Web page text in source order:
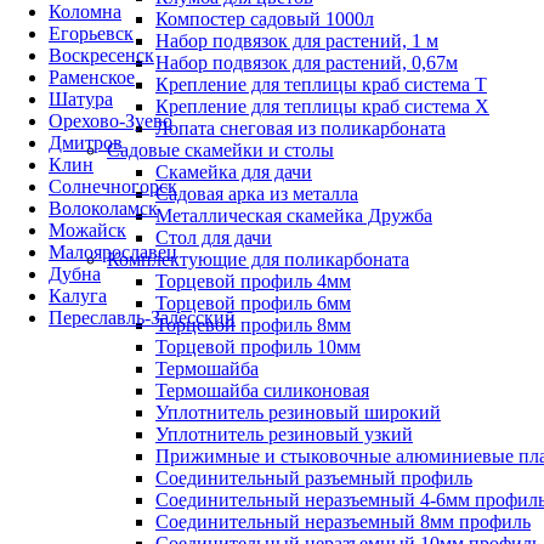
Коломна
Егорьевск
Воскресенск
Раменское
Шатура
Орехово-Зуево
Дмитров
Клин
Солнечногорск
Волоколамск
Можайск
Малоярославец
Дубна
Калуга
Переславль-Залесский
Компостер садовый 1000л
Набор подвязок для растений, 1 м
Набор подвязок для растений, 0,67м
Крепление для теплицы краб система Т
Крепление для теплицы краб система Х
Лопата снеговая из поликарбоната
Садовые скамейки и столы
Скамейка для дачи
Садовая арка из металла
Металлическая скамейка Дружба
Стол для дачи
Комплектующие для поликарбоната
Торцевой профиль 4мм
Торцевой профиль 6мм
Торцевой профиль 8мм
Торцевой профиль 10мм
Термошайба
Термошайба силиконовая
Уплотнитель резиновый широкий
Уплотнитель резиновый узкий
Прижимные и стыковочные алюминиевые
Соединительный разъемный профиль
Соединительный неразъемный 4-6мм
Соединительный неразъемный 8мм профиль